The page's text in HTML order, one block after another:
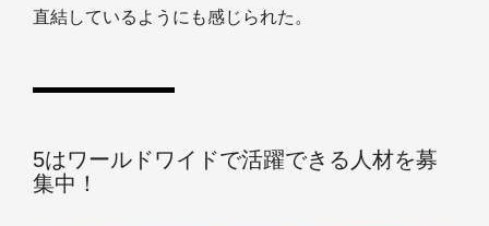
直結しているようにも感じられた。
5はワールドワイドで活躍できる人材を募
集中！